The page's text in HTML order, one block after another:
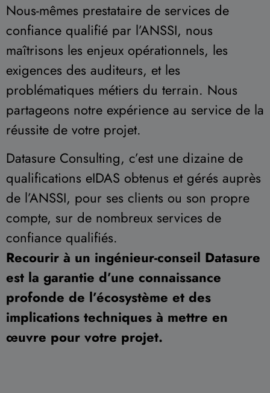
Nous-mêmes prestataire de services de
confiance qualifié par l’ANSSI, nous
maîtrisons les enjeux opérationnels, les
exigences des auditeurs, et les
problématiques métiers du terrain. Nous
partageons notre expérience au service de la
réussite de votre projet.
Datasure Consulting, c’est une dizaine de
qualifications eIDAS obtenus et gérés auprès
de l’ANSSI, pour ses clients ou son propre
compte, sur de nombreux services de
confiance qualifiés.
Recourir à un ingénieur-conseil Datasure
est la garantie d’une connaissance
profonde de l’écosystème et des
implications techniques à mettre en
œuvre pour votre projet.